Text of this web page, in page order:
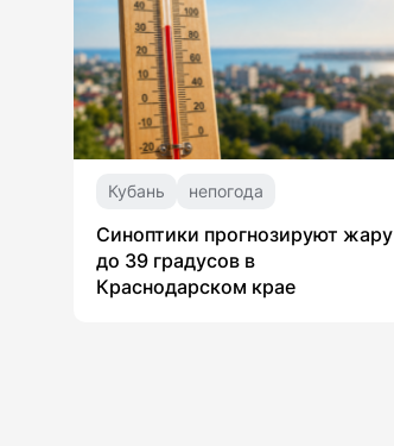
Кубань непогода
Синоптики прогнозируют жару
до 39 градусов в
Краснодарском крае